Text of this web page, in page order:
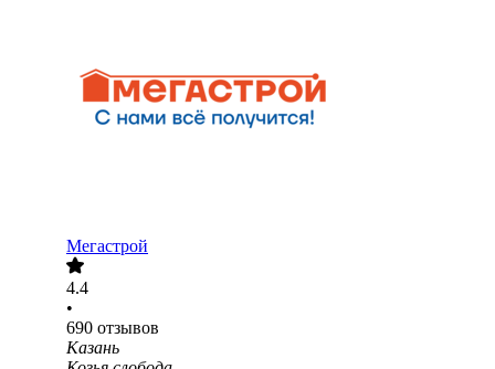
Мегастрой
4.4
•
690 отзывов
Казань